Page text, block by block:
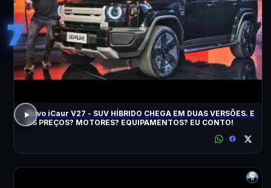
7
Novo iCaur V27 - SUV HÍBRIDO CHEGA EM DUAS VERSÕES. E
OS PREÇOS? MOTORES? EQUIPAMENTOS? EU CONTO!